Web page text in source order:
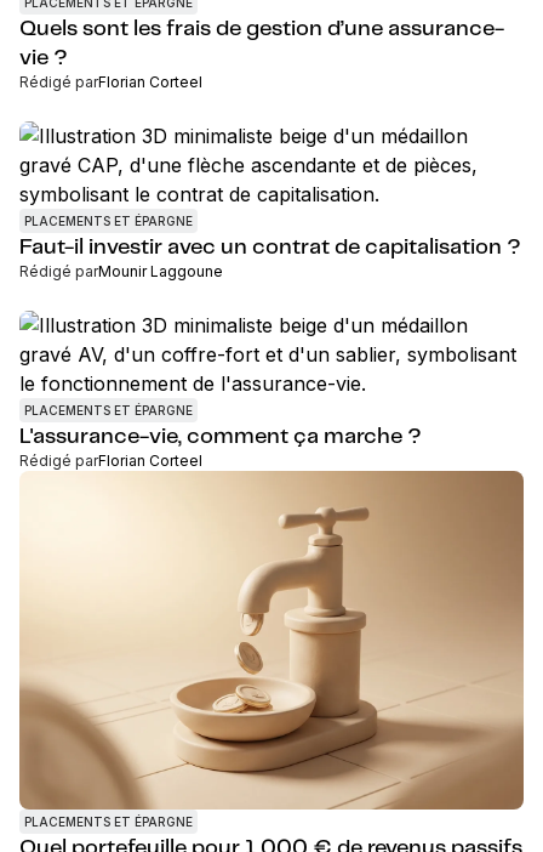
Quels sont les frais de gestion d’une assurance-
vie ?
Rédigé parFlorian Corteel
PLACEMENTS ET ÉPARGNE
Faut-il investir avec un contrat de capitalisation ?
Rédigé parMounir Laggoune
PLACEMENTS ET ÉPARGNE
L'assurance-vie, comment ça marche ?
Rédigé parFlorian Corteel
PLACEMENTS ET ÉPARGNE